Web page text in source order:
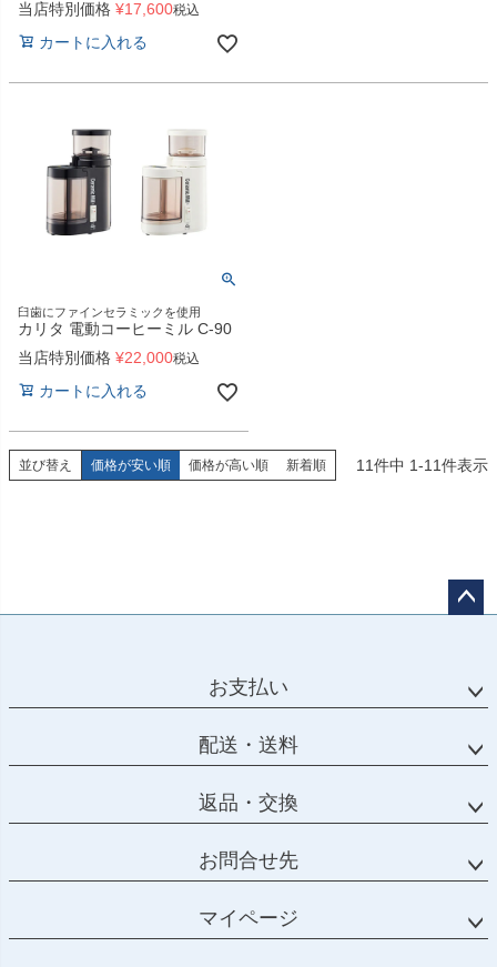
当店特別価格 ¥17,600税込
カートに入れる
臼歯にファインセラミックを使用
カリタ 電動コーヒーミル C-90
当店特別価格 ¥22,000税込
カートに入れる
並び替え 価格が安い順 価格が高い順 新着順 11件中 1-11件表示
お支払い
配送・送料
返品・交換
お問合せ先
マイページ